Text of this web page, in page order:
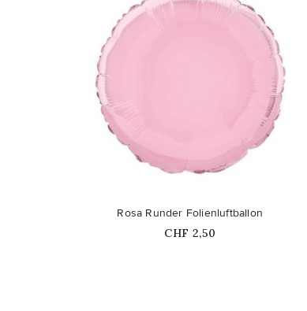
Rosa Runder Folienluftballon
Price
CHF 2,50